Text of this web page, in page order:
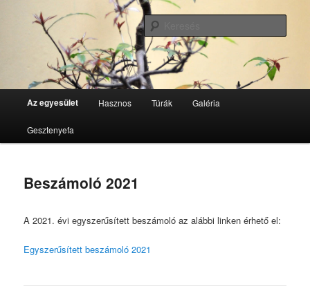
GesztenyeKék
GesztenyeKék Természetbarát Egyesület honlapja
Az egyesület Hasznos Túrák Galéria
Gesztenyefa
Beszámoló 2021
A 2021. évi egyszerűsített beszámoló az alábbi linken érhető el:
Egyszerűsített beszámoló 2021